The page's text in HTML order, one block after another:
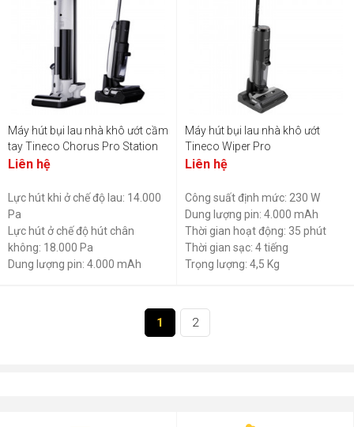
Máy hút bụi lau nhà khô ướt cầm
tay Tineco Chorus Pro Station
Liên hệ
Lực hút khi ở chế độ lau: 14.000
Pa
Lực hút ở chế độ hút chân
không: 18.000 Pa
Dung lượng pin: 4.000 mAh
Máy hút bụi lau nhà khô ướt
Tineco Wiper Pro
Liên hệ
Công suất định mức: 230 W
Dung lượng pin: 4.000 mAh
Thời gian hoạt động: 35 phút
Thời gian sạc: 4 tiếng
Trọng lượng: 4,5 Kg
1 2